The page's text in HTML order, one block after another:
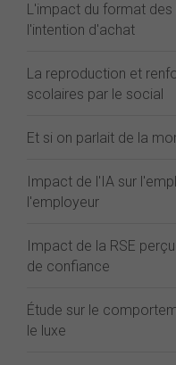
L'impact du format des
l'intention d'achat
La reproduction et
scolaires par le social
Et si on parlait de la
Impact de l'IA sur
l'employeur
Impact de la RSE
de confiance
Étude sur le
le luxe